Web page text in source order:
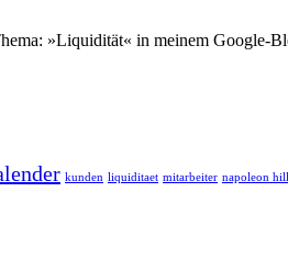
»Liquidität« in meinem Google-
kunden liquiditaet mitarbeiter napoleon hill